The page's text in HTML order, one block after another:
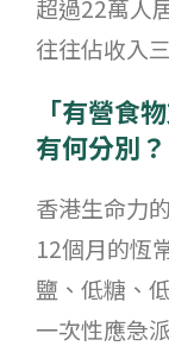
超過22萬人
往往佔收入
「有營食
有何分別？
香港生命力
12個月的恆
鹽、低糖、
一次性應急